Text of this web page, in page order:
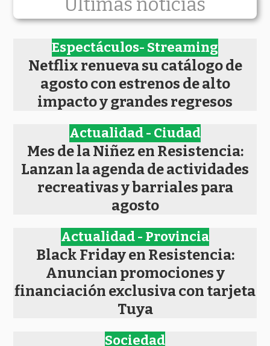
Netflix renueva su catálogo de
agosto con estrenos de alto
impacto y grandes regresos
Espectáculos- Streaming
Mes de la Niñez en Resistencia:
Lanzan la agenda de actividades
recreativas y barriales para
agosto
Actualidad - Ciudad
Black Friday en Resistencia:
Anuncian promociones y
financiación exclusiva con tarjeta
Tuya
Actualidad - Provincia
Sociedad